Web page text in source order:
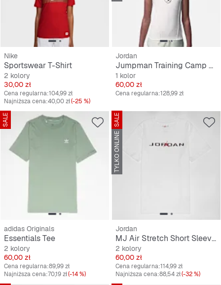
Nike
Sportswear T-Shirt
2 kolory
Cena
30,00 zł
Cena regularna:104,99 zł
Najniższa cena:40,00 zł(-25 %)
Jordan
Jumpman Training Camp Pintuck T
1 kolor
Cena
60,00 zł
Cena regularna:128,99 zł
SALE
adidas Originals
Essentials Tee
2 kolory
Cena
60,00 zł
Cena regularna:89,99 zł
Najniższa cena:70,19 zł(-14 %)
SALE
TYLKO ONLINE
Jordan
MJ Air Stretch Short Sleeve Crew
2 kolory
Cena
60,00 zł
Cena regularna:114,99 zł
Najniższa cena:88,54 zł(-32 %)